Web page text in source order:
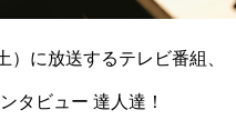
）に放送するテレビ番組、
タビュー 達人達！